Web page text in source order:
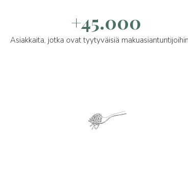
+45.000
Asiakkaita, jotka ovat tyytyväisiä